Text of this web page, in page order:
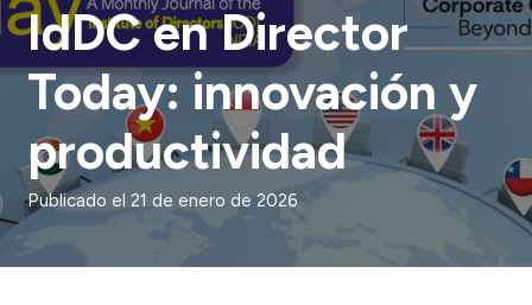
IdDC en Director
Today: innovación y
productividad
Publicado el 21 de enero de 2026